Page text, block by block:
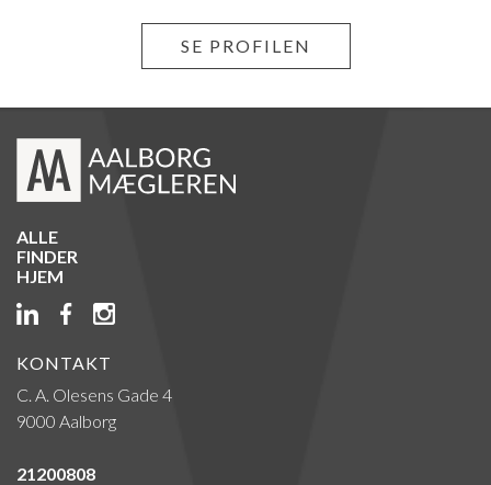
SE PROFILEN
ALLE
FINDER
HJEM
KONTAKT
C. A. Olesens Gade 4
9000 Aalborg
21200808